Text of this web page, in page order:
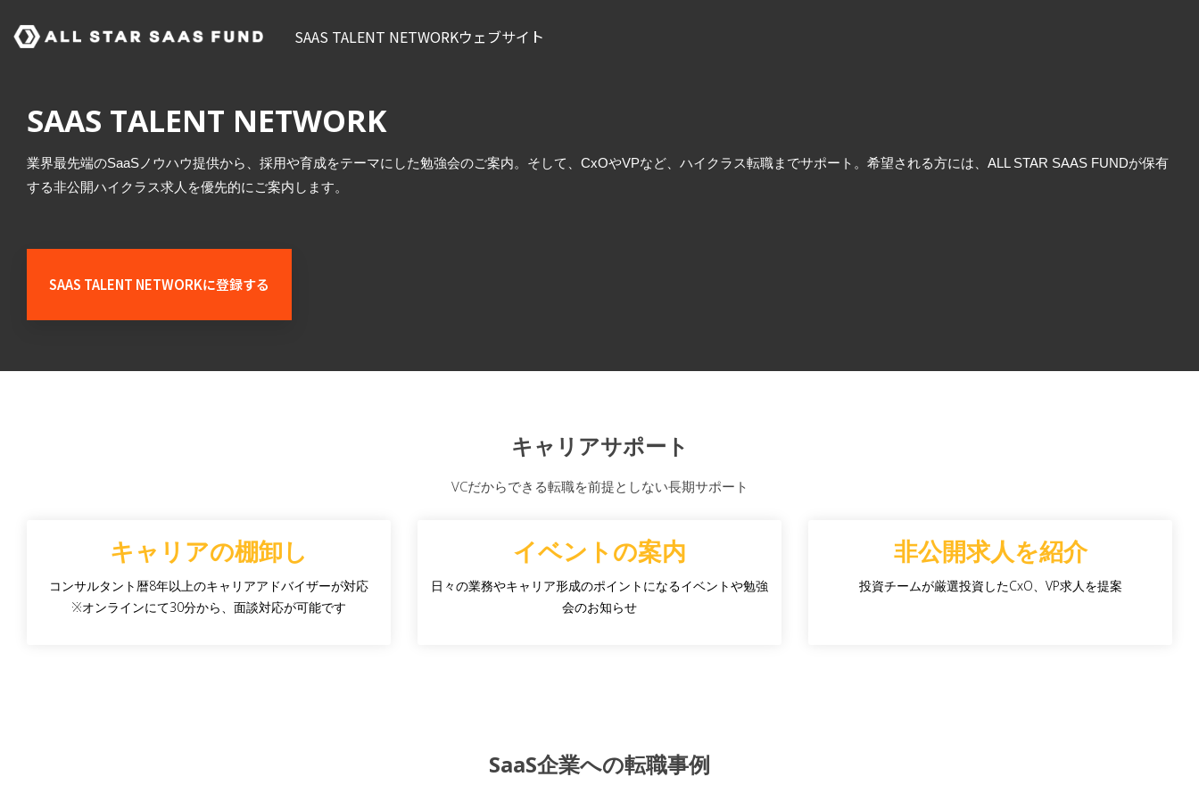
the
main
SAAS TALENT NETWORKウェブサイト
SAAS TALENT NETWORK
業界最先端のSaaSノウハウ提供から、採用や育成をテーマにした勉強会のご案内。そして、CxOやVPなど、ハイクラス転職までサポート。希望される方には、ALL STAR SAAS FUNDが保有
する非公開ハイクラス求人を優先的にご案内します。
SAAS TALENT NETWORKに登録する
キャリアサポート
VCだからできる転職を前提としない長期サポート
キャリアの棚卸し
コンサルタント暦8年以上のキャリアアドバイザーが対応
※オンラインにて30分から、面談対応が可能です
イベントの案内
日々の業務やキャリア形成のポイントになるイベントや勉強
会のお知らせ
非公開求人を紹介
投資チームが厳選投資したCxO、VP求人を提案
SaaS企業への転職事例